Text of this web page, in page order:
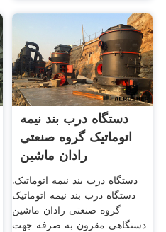
دستگاه درب بند نیمه
اتوماتیک گروه صنعتی
رادان ماشین
دستگاه درب بند نیمه اتوماتیک.
دستگاه درب بند نیمه اتوماتیک
گروه صنعتی رادان ماشین
دستگاهی مقرون به صرفه جهت